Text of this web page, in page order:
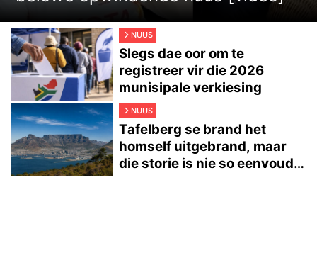
NUUS
Slegs dae oor om te
registreer vir die 2026
munisipale verkiesing
NUUS
Tafelberg se brand het
homself uitgebrand, maar
die storie is nie so eenvoudig